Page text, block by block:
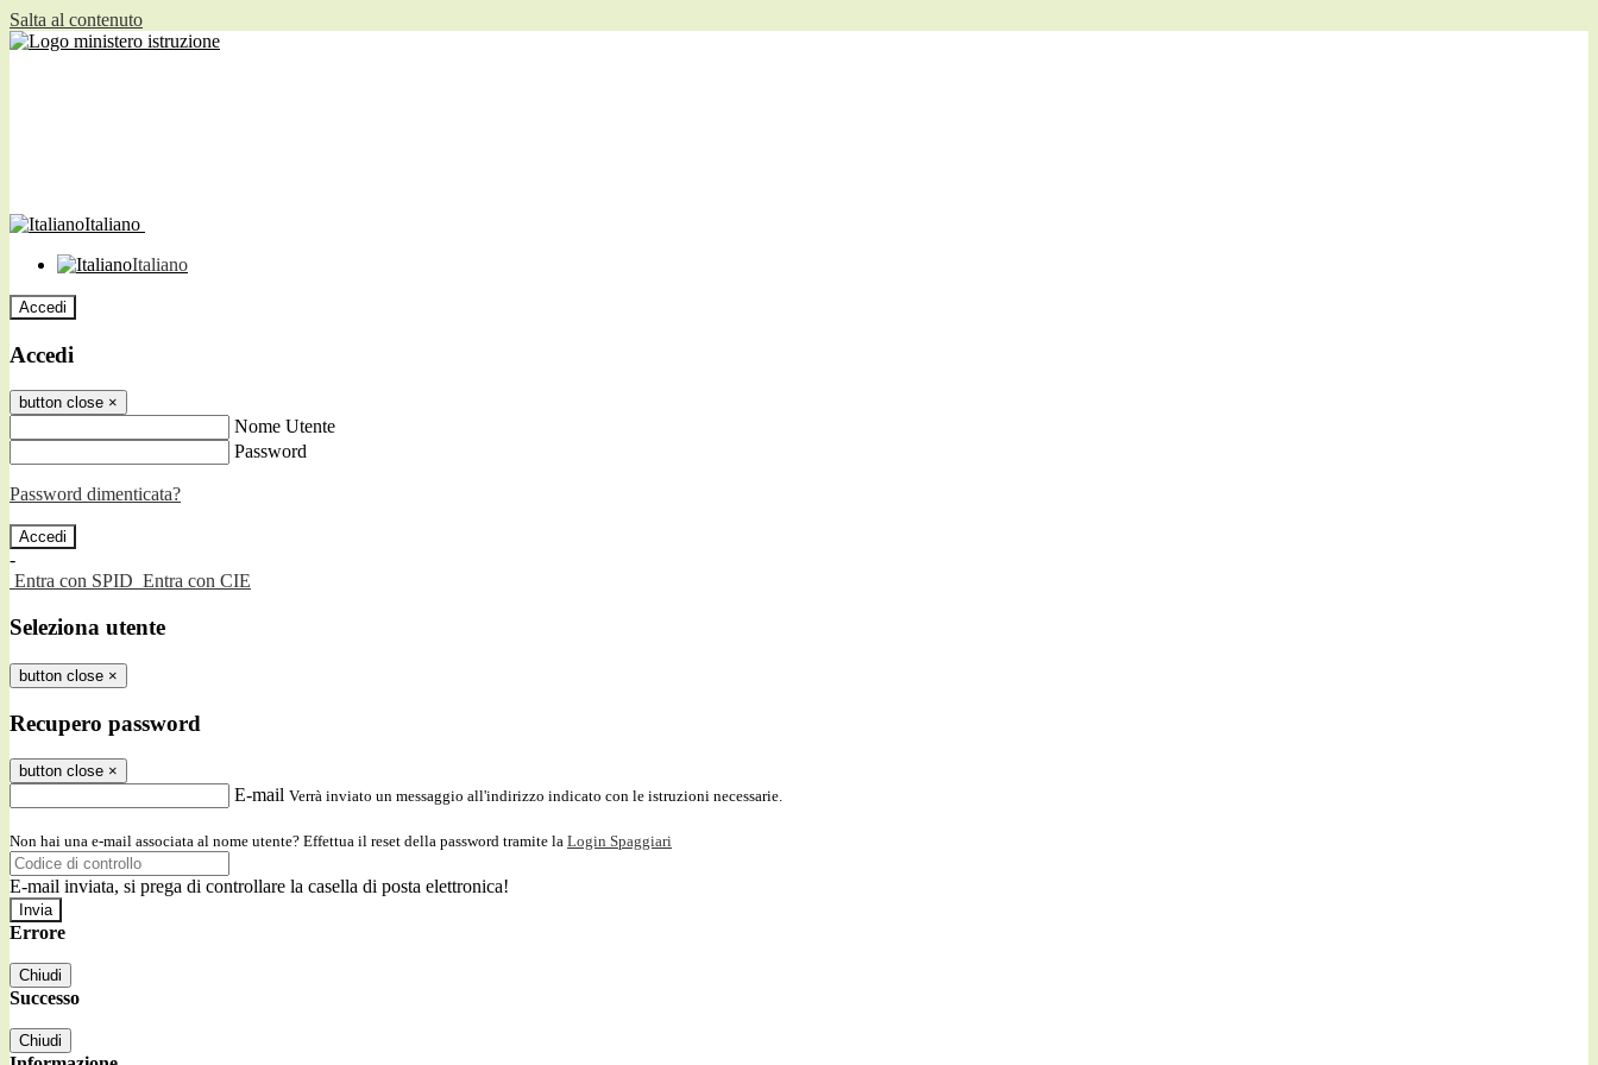
Salta al contenuto
Italiano
Italiano
Accedi
Accedi
button close ×
Nome Utente
Password
Password dimenticata?
-
Entra con SPID Entra con CIE
Seleziona utente
button close ×
Recupero password
button close ×
E-mail Verrà inviato un messaggio all'indirizzo indicato con le istruzioni necessarie.
Non hai una e-mail associata al nome utente? Effettua il reset della password tramite la Login Spaggiari
E-mail inviata, si prega di controllare la casella di posta elettronica!
Errore
Chiudi
Successo
Chiudi